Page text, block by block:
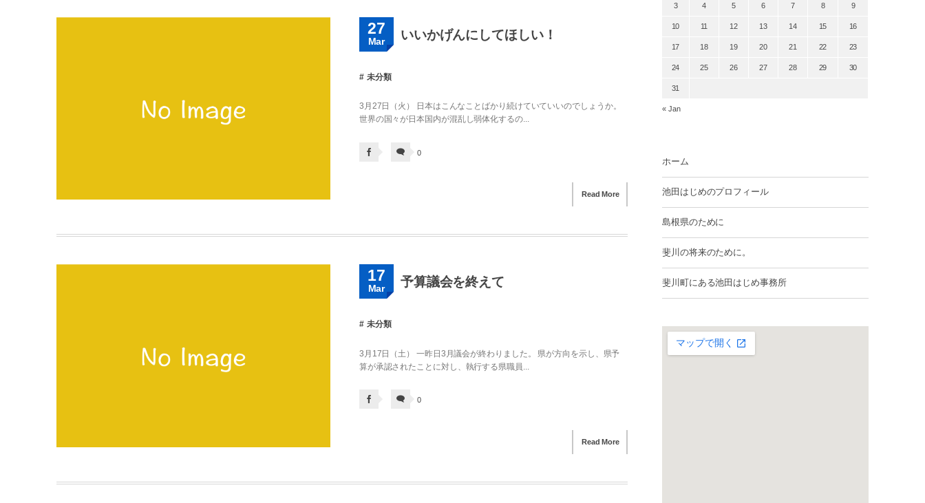
27
Mar いいかげんにしてほしい！
未分類
3月27日（火） 日本はこんなことばかり続けていていいのでしょうか。
世界の国々が日本国内が混乱し弱体化するの...
0
Read More
17
Mar 予算議会を終えて
未分類
3月17日（土） 一昨日3月議会が終わりました。 県が方向を示し、県予
算が承認されたことに対し、執行する県職員...
0
Read More
« Jan
3 4 5 6 7 8 9
10 11 12 13 14 15 16
17 18 19 20 21 22 23
24 25 26 27 28 29 30
31
ホーム
池田はじめのプロフィール
島根県のために
斐川の将来のために。
斐川町にある池田はじめ事務所